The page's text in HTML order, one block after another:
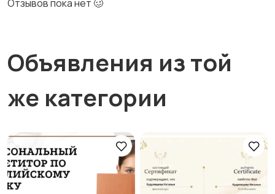
Отзывов пока нет 🥴
Объявления из той
же категории